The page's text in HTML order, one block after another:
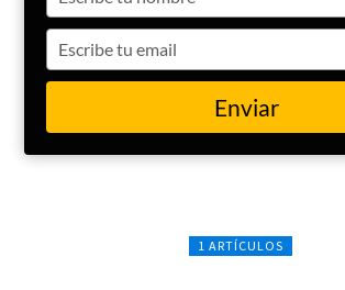
1 ARTÍCULOS
your
name
your
email
Enviar